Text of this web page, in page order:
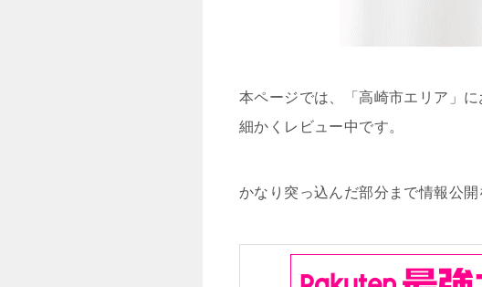
本ページでは、「高崎市エリア」
細かくレビュー中です。
かなり突っ込んだ部分まで情報公